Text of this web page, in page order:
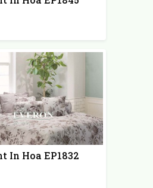
In Hoa EP1832